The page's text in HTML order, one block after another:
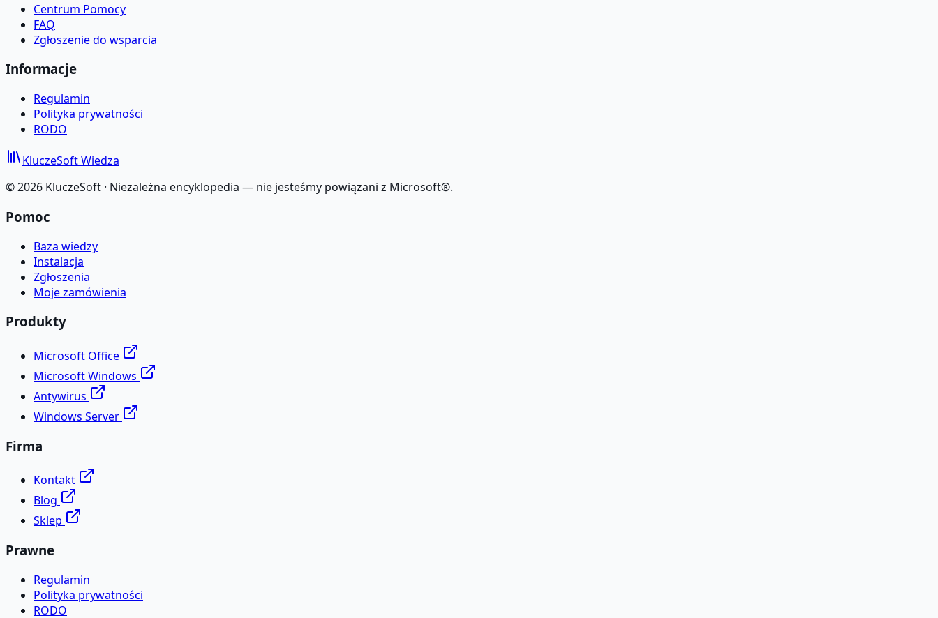
Centrum Pomocy
FAQ
Zgłoszenie do wsparcia
Informacje
Regulamin
Polityka prywatności
RODO
KluczeSoftWiedza
©2026 KluczeSoft · Niezależna encyklopedia — nie jesteśmy powiązani z Microsoft®.
Pomoc
Baza wiedzy
Instalacja
Zgłoszenia
Moje zamówienia
Produkty
Microsoft Office
Microsoft Windows
Antywirus
Windows Server
Firma
Kontakt
Blog
Sklep
Prawne
Regulamin
Polityka prywatności
RODO